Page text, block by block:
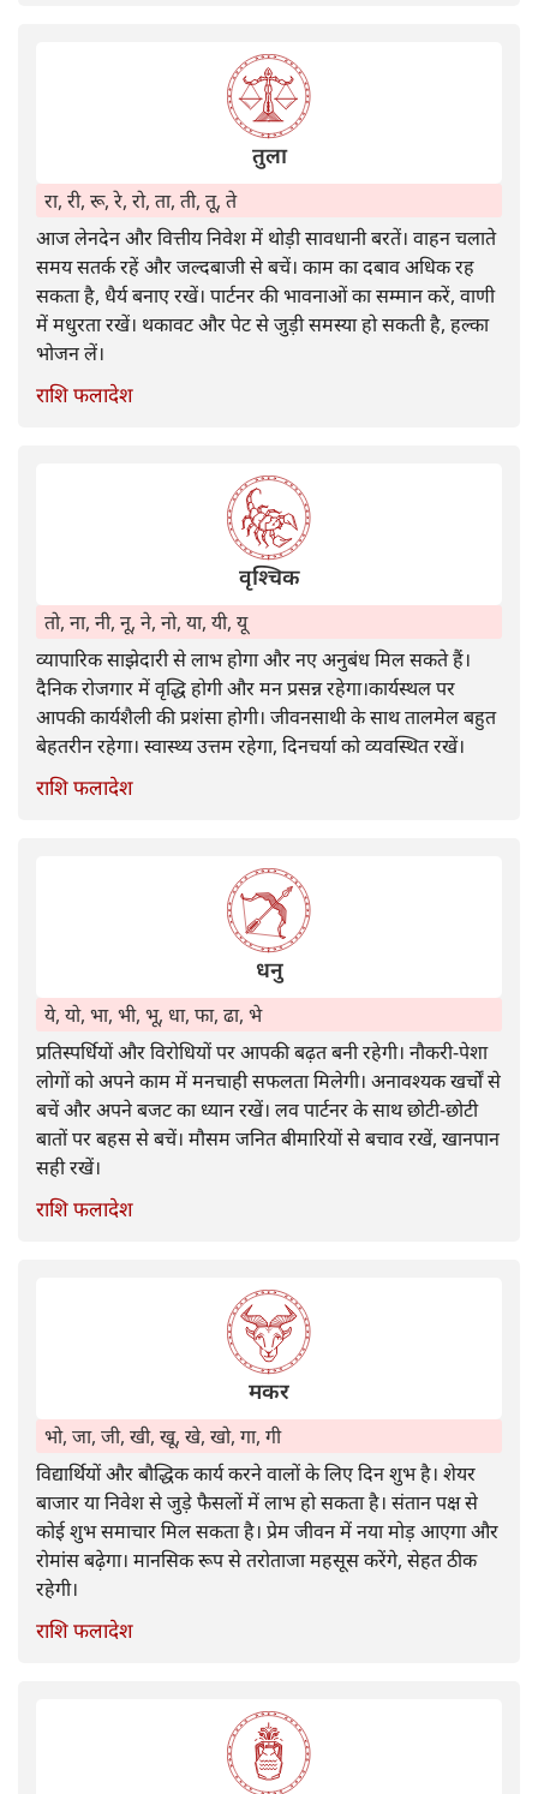
तुला
रा, री, रू, रे, रो, ता, ती, तू, ते
आज लेनदेन और वित्तीय निवेश में थोड़ी सावधानी बरतें। वाहन चलाते
समय सतर्क रहें और जल्दबाजी से बचें। काम का दबाव अधिक रह
सकता है, धैर्य बनाए रखें। पार्टनर की भावनाओं का सम्मान करें, वाणी
में मधुरता रखें। थकावट और पेट से जुड़ी समस्या हो सकती है, हल्का
भोजन लें।
राशि फलादेश
वृश्चिक
तो, ना, नी, नू, ने, नो, या, यी, यू
व्यापारिक साझेदारी से लाभ होगा और नए अनुबंध मिल सकते हैं।
दैनिक रोजगार में वृद्धि होगी और मन प्रसन्न रहेगा।कार्यस्थल पर
आपकी कार्यशैली की प्रशंसा होगी। जीवनसाथी के साथ तालमेल बहुत
बेहतरीन रहेगा। स्वास्थ्य उत्तम रहेगा, दिनचर्या को व्यवस्थित रखें।
राशि फलादेश
धनु
ये, यो, भा, भी, भू, धा, फा, ढा, भे
प्रतिस्पर्धियों और विरोधियों पर आपकी बढ़त बनी रहेगी। नौकरी-पेशा
लोगों को अपने काम में मनचाही सफलता मिलेगी। अनावश्यक खर्चों से
बचें और अपने बजट का ध्यान रखें। लव पार्टनर के साथ छोटी-छोटी
बातों पर बहस से बचें। मौसम जनित बीमारियों से बचाव रखें, खानपान
सही रखें।
राशि फलादेश
मकर
भो, जा, जी, खी, खू, खे, खो, गा, गी
विद्यार्थियों और बौद्धिक कार्य करने वालों के लिए दिन शुभ है। शेयर
बाजार या निवेश से जुड़े फैसलों में लाभ हो सकता है। संतान पक्ष से
कोई शुभ समाचार मिल सकता है। प्रेम जीवन में नया मोड़ आएगा और
रोमांस बढ़ेगा। मानसिक रूप से तरोताजा महसूस करेंगे, सेहत ठीक
रहेगी।
राशि फलादेश